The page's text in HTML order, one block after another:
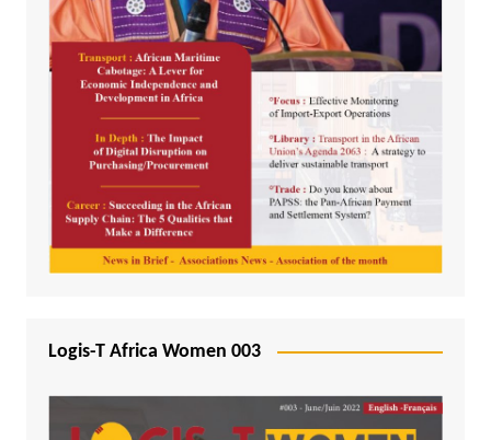
Logis-T Africa Women 003